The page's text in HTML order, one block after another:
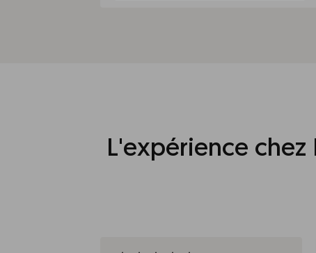
L'expérience chez